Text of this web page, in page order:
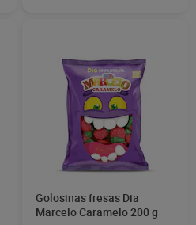
Golosinas fresas Dia
Marcelo Caramelo 200 g